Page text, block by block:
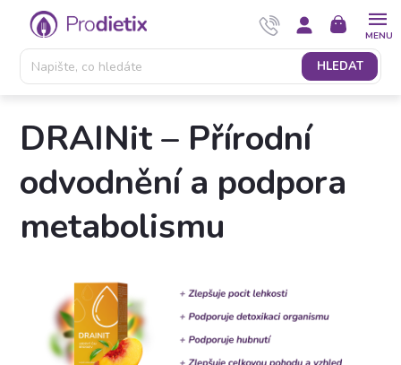
Přejít
obsah
HLEDAT
NÁKUPNÍ
KOŠÍK
DRAINit – Přírodní
odvodnění a podpora
metabolismu